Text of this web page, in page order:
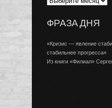
ФРАЗА ДНЯ
«Кризис — явление
стабильнее прогресса»
Из книги «Филиал»